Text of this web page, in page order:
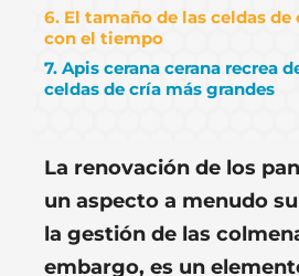
6. El tamaño de las celdas
con el tiempo
7. Apis cerana cerana recrea
celdas de cría más grandes
La renovación de los
un aspecto a menudo
la gestión de las
embargo, es un